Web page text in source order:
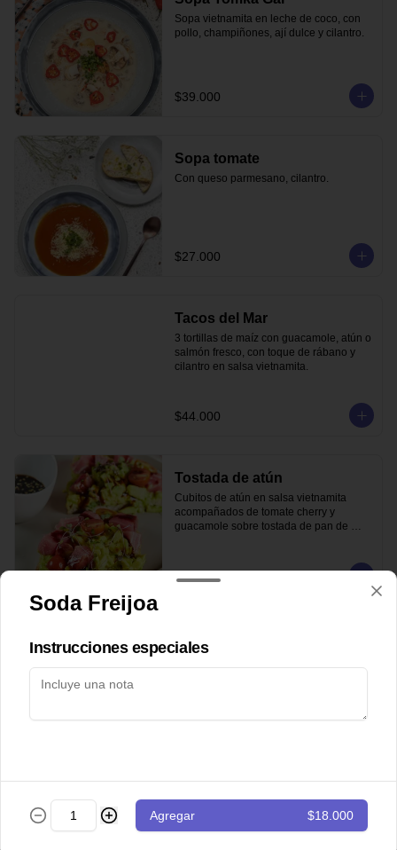
Sopa vietnamita en leche de coco, con
pollo, champiñones, ají dulce y cilantro.
$39.000
Sopa tomate
Con queso parmesano, cilantro.
$27.000
Tacos del Mar
3 tortillas de maíz con guacamole, atún o
salmón fresco, con toque de rábano y
cilantro en salsa vietnamita.
$44.000
Tostada de atún
Cubitos de atún en salsa vietnamita
acompañados de tomate cherry y
guacamole sobre tostada de pan de
$43.000
pico de gallo
Totopos especiales
Nachos con guacamole, pico de gallo,
carne desmechada y queso cheddar.
Soda Freijoa
Instrucciones especiales
Agregar $18.000